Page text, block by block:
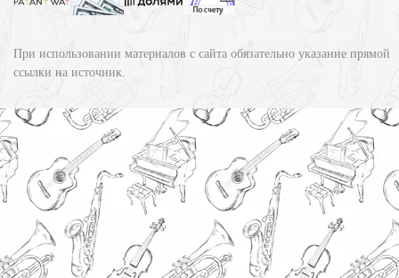
При использовании материалов с сайта обязательно указание прямой
ссылки на источник.